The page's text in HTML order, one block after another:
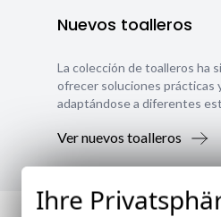
Nuevos toalleros
La colección de toalleros ha
ofrecer soluciones prácticas
adaptándose a diferentes
Ver nuevos toalleros
Ihre